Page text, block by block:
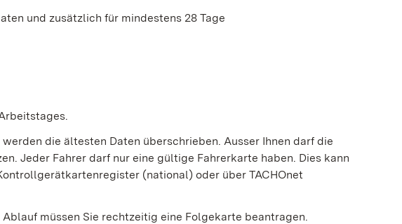
und zusätzlich für mindestens 28 Tage
die ältesten Daten überschrieben. Ausser Ihnen darf die
Jeder Fahrer darf nur eine gültige Fahrerkarte haben. Dies kann
(national) oder über TACHOnet
müssen Sie rechtzeitig eine Folgekarte beantragen.